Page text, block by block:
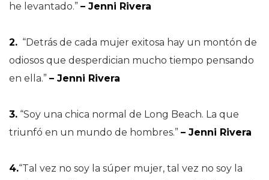
he levantado.” – Jenni Rivera
2. “Detrás de cada mujer exitosa hay un montón de
odiosos que desperdician mucho tiempo pensando
en ella.” – Jenni Rivera
3. “Soy una chica normal de Long Beach. La que
triunfó en un mundo de hombres.” – Jenni Rivera
4.“Tal vez no soy la súper mujer, tal vez no soy la